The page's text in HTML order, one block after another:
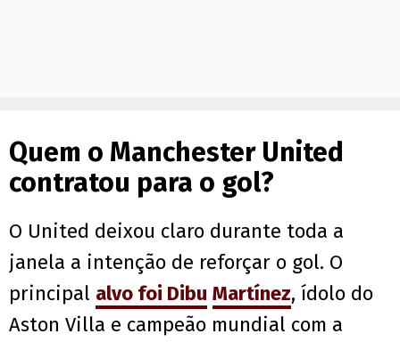
Quem o Manchester United
contratou para o gol?
O United deixou claro durante toda a
janela a intenção de reforçar o gol. O
principal alvo foi Dibu Martínez, ídolo do
Aston Villa e campeão mundial com a